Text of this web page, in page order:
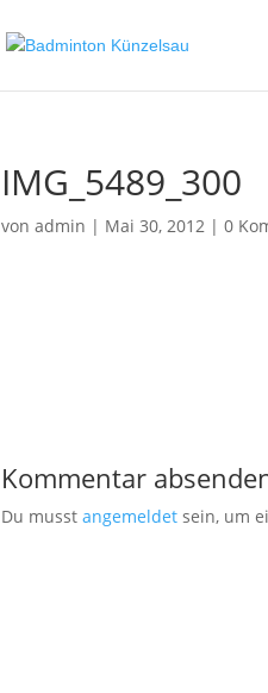
IMG_5489_300
vonadmin | Mai 30, 2012 |0
Kommentar
Du musstangemeldet sein, um